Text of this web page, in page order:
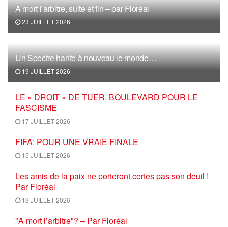
A mort l’arbitre, suite et fin – par Floréal
23 JUILLET 2026
Un Spectre hante à nouveau le monde…
19 JUILLET 2026
LE « DROIT » DE TUER, BOULEVARD POUR LE
FASCISME
17 JUILLET 2026
FIFA: POUR UNE VRAIE FINALE
15 JUILLET 2026
Les amis de la paix ne porteront certes pas son deuil !
Par Floréal
13 JUILLET 2026
"A mort l’arbitre"? – Par Floréal